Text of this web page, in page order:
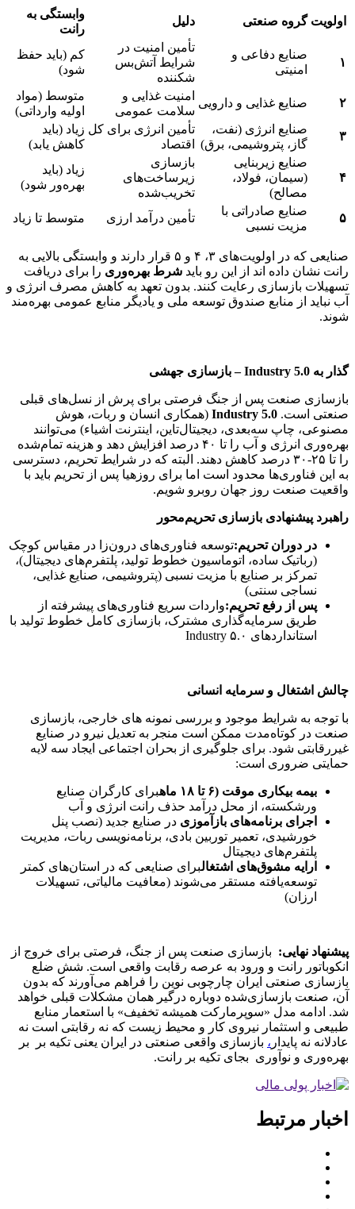
اولویت گروه صنعتی دلیل
وابستگی به
رانت
۱
صنایع دفاعی و
امنیتی
تأمین امنیت در
شرایط آتش‌بس
شکننده
کم (باید حفظ
شود)
۲ صنایع غذایی و دارویی
امنیت غذایی و
سلامت عمومی
متوسط (مواد
اولیه وارداتی)
۳
صنایع انرژی (نفت،
گاز، پتروشیمی، برق)
تأمین انرژی برای کل
اقتصاد
زیاد (باید
کاهش یابد)
۴
صنایع زیربنایی
(سیمان، فولاد،
مصالح)
بازسازی
زیرساخت‌های
تخریب‌شده
زیاد (باید
بهره‌ور شود)
۵
صنایع صادراتی با
مزیت نسبی
تأمین درآمد ارزی متوسط تا زیاد
صنایعی که در اولویت‌های ۳، ۴ و ۵ قرار دارند و وابستگی بالایی به
رانت نشان داده اند از این رو باید شرط بهره‌وری را برای دریافت
تسهیلات بازسازی رعایت کنند. بدون تعهد به کاهش مصرف انرژی و
آب نباید از منابع صندوق توسعه ملی و یادیگر منابع عمومی بهره‌مند
شوند.
گذار به بازسازی جهشی
بازسازی صنعت پس از جنگ فرصتی برای پرش از نسل‌های قبلی
صنعتی است. Industry 5.0 (همکاری انسان و ربات، هوش
مصنوعی، چاپ سه‌بعدی، دیجیتال‌تاین، اینترنت اشیاء) می‌توانند
بهره‌وری انرژی و آب را تا ۴۰ درصد افزایش دهد و هزینه تمام‌شده
را تا ۲۵-۳۰ درصد کاهش دهند. البته که در شرایط تحریم، دسترسی
به این فناوری‌ها محدود است اما برای روزهیا پس از تحریم باید با
واقعیت صنعت روز جهان روبرو شویم.
راهبرد پیشنهادی بازسازی تحریم‌محور
در دوران تحریم:توسعه فناوری‌های درون‌زا در مقیاس کوچک
(رباتیک ساده، اتوماسیون خطوط تولید، پلتفرم‌های دیجیتال)،
تمرکز بر صنایع با مزیت نسبی (پتروشیمی، صنایع غذایی،
نساجی سنتی)
پس از رفع تحریم:واردات سریع فناوری‌های پیشرفته از
طریق سرمایه‌گذاری مشترک، بازسازی کامل خطوط تولید با
استانداردهای Industry ۵.۰
چالش اشتغال و سرمایه انسانی
با توجه به شرایط موجود و بررسی نمونه های خارجی، بازسازی
صنعت در کوتاه‌مدت ممکن است منجر به تعدیل نیرو در صنایع
غیررقابتی شود. برای جلوگیری از بحران اجتماعی ایجاد سه لایه
حمایتی ضروری است:
بیمه بیکاری موقت (۶ تا ۱۸ ماه
برای کارگران صنایع
ورشکسته، از محل درآمد حذف رانت انرژی و آب
اجرای برنامه‌های بازآموزی در صنایع جدید (نصب پنل
خورشیدی، تعمیر توربین بادی، برنامه‌نویسی ربات، مدیریت
پلتفرم‌های دیجیتال
ارایه مشوق‌های اشتغالبرای صنایعی که در استان‌های کمتر
توسعه‌یافته مستقر می‌شوند (معافیت مالیاتی، تسهیلات
ارزان)
پیشنهاد نهایی: بازسازی صنعت پس از جنگ، فرصتی برای خروج از
انکوباتور رانت و ورود به عرصه رقابت واقعی است. شش ضلع
بازسازی صنعتی ایران چارچوبی نوین را فراهم می‌آورند که بدون
آن، صنعت بازسازی‌شده دوباره درگیر همان مشکلات قبلی خواهد
شد. ادامه مدل «سوپرمارکت همیشه تخفیف» با استعمار منابع
طبیعی و استثمار نیروی کار و محیط زیست که نه رقابتی است نه
عادلانه نه پایدار ، بازسازی واقعی صنعتی در ایران یعنی تکیه بر بر
بهره‌وری و نوآوری بجای تکیه بر رانت.
اخبار مرتبط